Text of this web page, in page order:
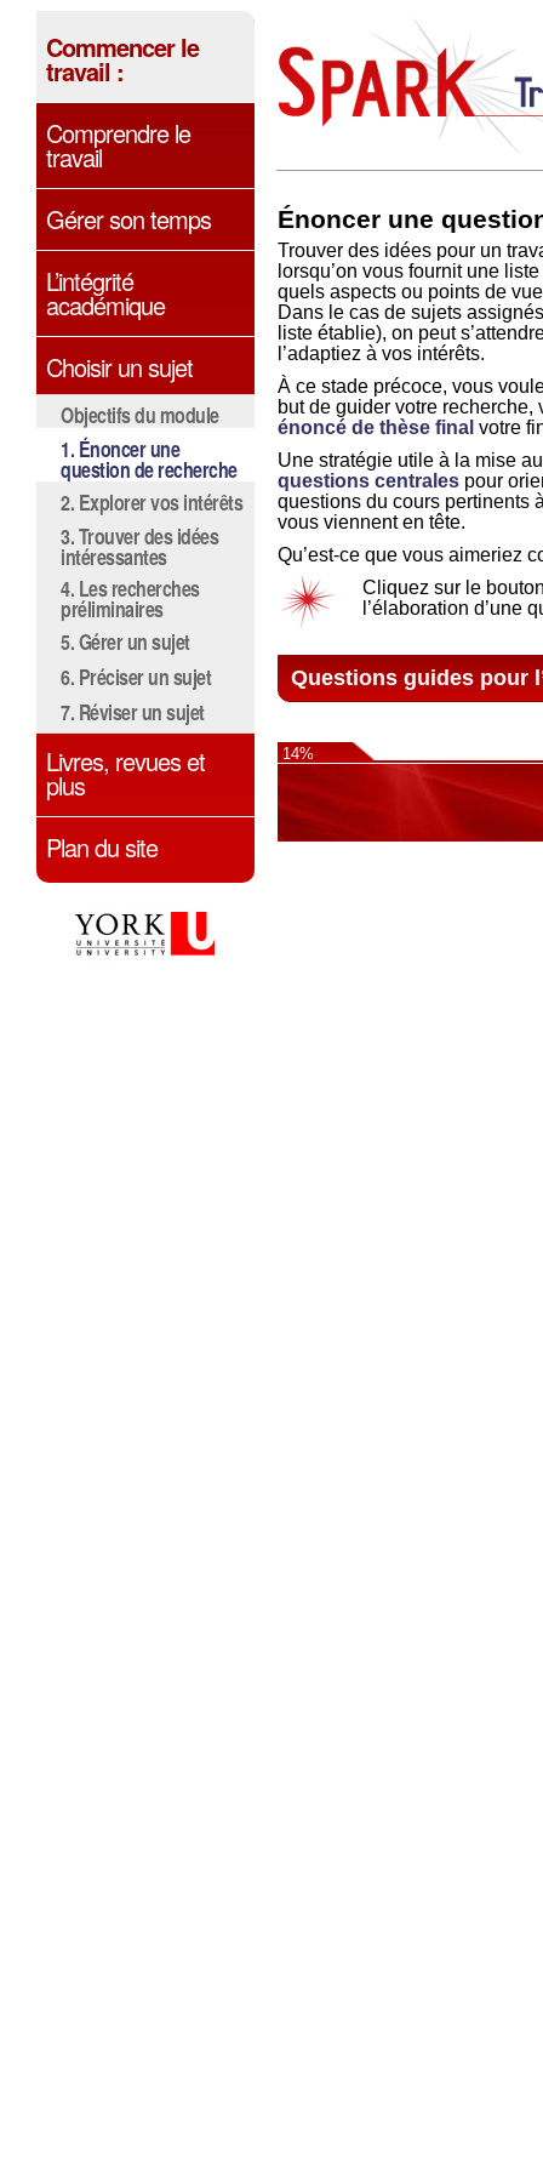
Commencer le
travail :
Comprendre le
travail
Gérer son temps
L’intégrité
académique
Choisir un sujet
Objectifs du module
1. Énoncer une
question de recherche
2. Explorer vos intérêts
3. Trouver des idées
intéressantes
4. Les recherches
préliminaires
5. Gérer un sujet
6. Préciser un sujet
7. Réviser un sujet
Livres, revues et
plus
Plan du site
Énoncer une
Trouver des idées pour un
lorsqu’on vous fournit une
quels aspects ou points de
Dans le cas de sujets
liste établie), on peut
l’adaptiez à vos intérêts.
À ce stade précoce, vous
but de guider votre recherche,
énoncé de thèse final votre
Une stratégie utile à la mise
questions centrales pour
questions du cours pertinents
vous viennent en tête.
Qu’est-ce que vous aimeriez
Cliquez sur le
l’élaboration d’une
Questions guides pour
14%